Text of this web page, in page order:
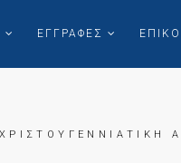
ΕΓΓΡΑΦΕΣ